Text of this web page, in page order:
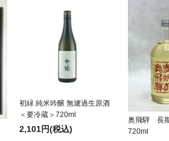
初緑 純米吟醸 無濾過生原酒
＜要冷蔵＞720ml
2,101円(税込)
奥飛騨 長
720ml